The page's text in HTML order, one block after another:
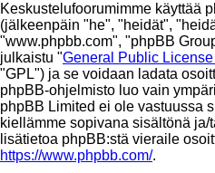
Keskustelufoorumimme käyttää
(jälkeenpäin "he", "heidät",
"www.phpbb.com", "phpBB
julkaistu "General Public License
"GPL") ja se voidaan ladata
phpBB-ohjelmisto luo vain
phpBB Limited ei ole vastuussa
kiellämme sopivana sisältönä
lisätietoa phpBB:stä vieraile
https://www.phpbb.com/.